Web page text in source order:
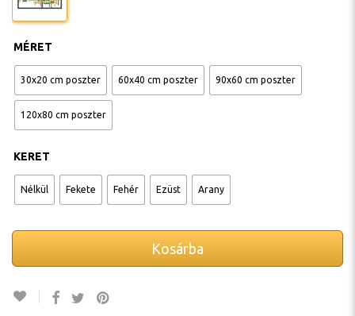
MÉRET
30x20 cm poszter 60x40 cm poszter 90x60 cm poszter
120x80 cm poszter
KERET
Nélkül Fekete Fehér Ezüst Arany
Kosárba